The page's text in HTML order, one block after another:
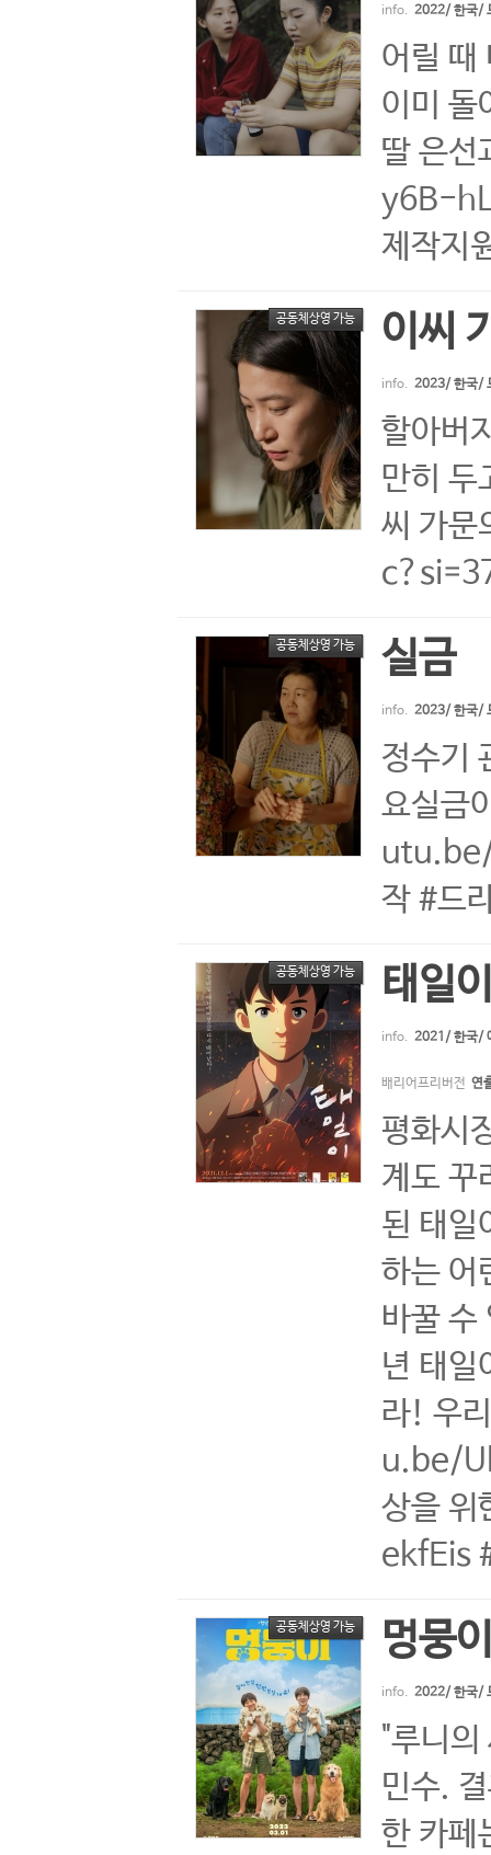
info. 2022/ 한국/
어릴 때
이미 돌
딸 은
y6B-
제작지
공동체상영 가능 이씨
info. 2023/ 한국/
할아버
만히 두
씨 가
공동체상영 가능 실금
info. 2023/ 한국/
정수기
요실금
작 #드
공동체상영 가능 태일
info. 2021/ 한국/
배리어프리버전 연
평화시
계도 꾸
된 태일
하는 어
바꿀 수
년 태일
라! 우
u.be/
상을
ekfEis
공동체상영 가능 멍뭉
info. 2022/ 한국/
"루니의
민수.
한 카페